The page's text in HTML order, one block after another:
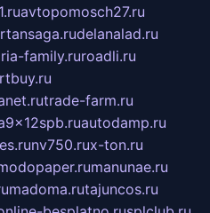
avtopomosch27.ru
delanalad.ru
family.ruroadli.ru
trade-farm.ru
autodamp.ru
nv750.rux-ton.ru
manunae.ru
madoma.rutajuncos.ru